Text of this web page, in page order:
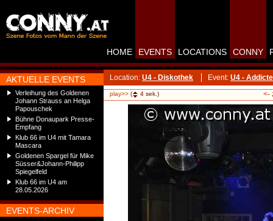
AKTUELLE EVENTS
Verleihung des Goldenen
Johann Strauss an Helga
Papouschek
Bühne Donaupark Presse-
Empfang
Klub 66 im U4 mit Tamara
Mascara
Goldenen Spargel für Mike
Süsser&Johann-Philipp
Spiegelfeld
Klub 66 im U4 am
28.05.2026
EVENTS-ARCHIV
HOME EVENTS LOCATIONS CONNY
Location: U4 - Diskothek Event: U4 -
play>> ( 4 sek.) <-